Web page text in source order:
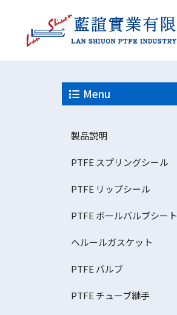
Menu
製品説明
PTFE スプリングシール
PTFE リップシール
PTFE ボールバルブシート
ヘルールガスケット
PTFE バルブ
PTFE チューブ継手